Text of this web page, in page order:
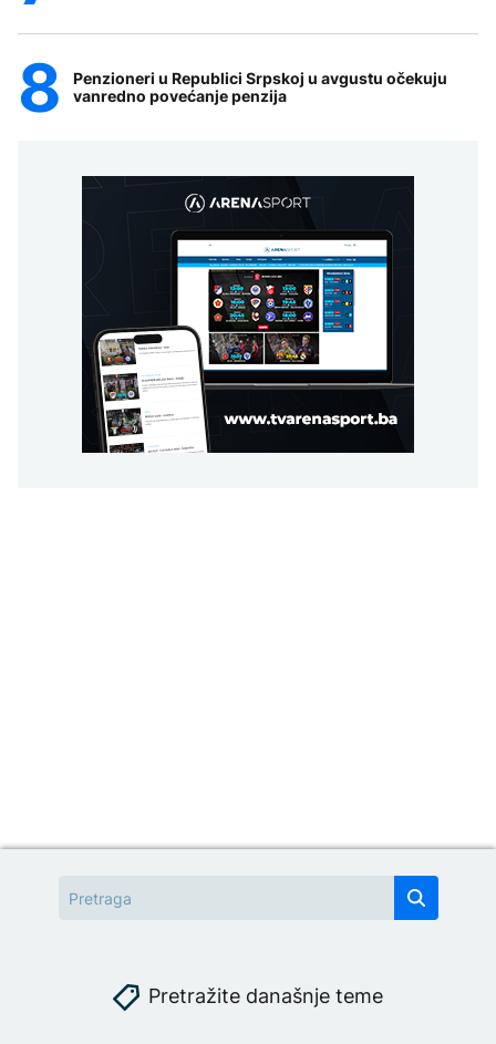
Penzioneri u Republici Srpskoj u avgustu očekuju
vanredno povećanje penzija
Pretražite današnje teme